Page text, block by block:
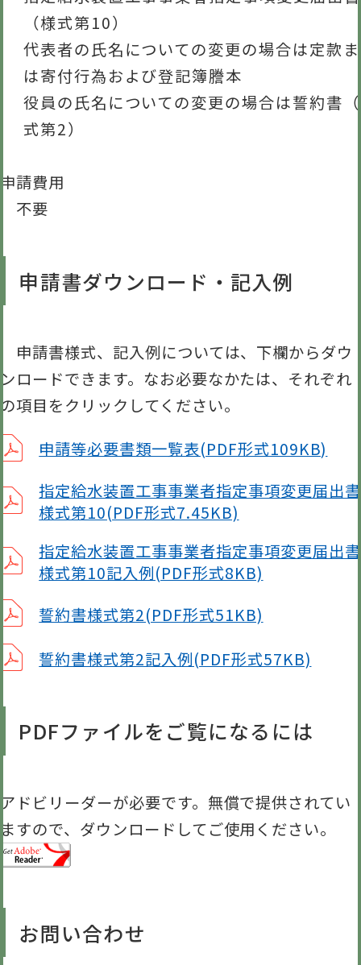
（様式第10）
代表者の氏名についての変更の場合は定款
は寄付行為および登記簿謄本
役員の氏名についての変更の場合は誓約書
式第2）
申請費用
不要
申請書ダウンロード・記入例
申請書様式、記入例については、下欄からダウ
ンロードできます。なお必要なかたは、それぞれ
の項目をクリックしてください。
申請等必要書類一覧表(PDF形式109KB)
指定給水装置工事事業者指定事項変更届出書
様式第10(PDF形式7.45KB)
指定給水装置工事事業者指定事項変更届出書
様式第10記入例(PDF形式8KB)
誓約書様式第2(PDF形式51KB)
誓約書様式第2記入例(PDF形式57KB)
PDFファイルをご覧になるには
アドビリーダーが必要です。無償で提供されてい
ますので、ダウンロードしてご使用ください。
お問い合わせ